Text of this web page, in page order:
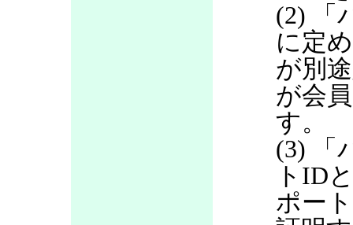
(2) 「
に定
が別
が会
す。
(3) 「
トID
ポー